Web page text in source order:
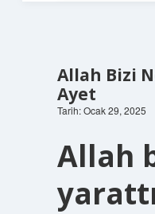
Allah Bizi
Ayet
Tarih: Ocak 29, 2025
Allah